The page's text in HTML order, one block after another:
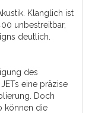
Klanglich ist
unbestreitbar,
deutlich.
des
eine präzise
Doch
können die